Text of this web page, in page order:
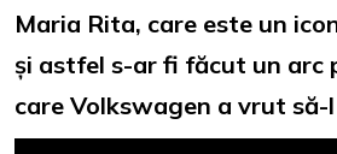
Maria Rita, care este un
și astfel s-ar fi făcut un arc
care Volkswagen a vrut să-l